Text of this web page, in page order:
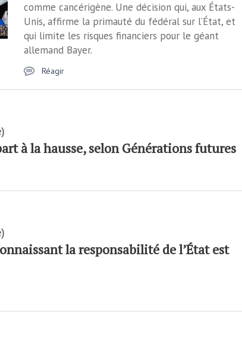
comme cancérigène. Une décision qui, aux États-
Unis, affirme la primauté du fédéral sur l’État, et
qui limite les risques financiers pour le géant
allemand Bayer.
Réagir
à la hausse, selon Générations futures
la responsabilité de l’État est